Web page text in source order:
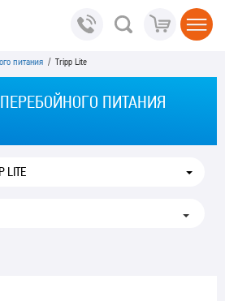
питания / Tripp Lite
ПИТАНИЯ
LITE